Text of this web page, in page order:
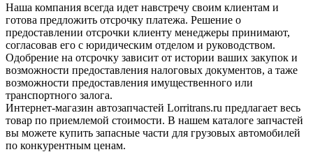
Наша компания всегда идет навстречу своим клиентам и
готова предложить отсрочку платежа. Решение о
предоставлении отсрочки клиенту менеджеры принимают,
согласовав его с юридическим отделом и руководством.
Одобрение на отсрочку зависит от истории ваших закупок и
возможности предоставления налоговых документов, а таже
возможности предоставления имущественного или
транспортного залога.
Интернет-магазин автозапчастей Lorritrans.ru предлагает весь
товар по приемлемой стоимости. В нашем каталоге запчастей
вы можете купить запасные части для грузовых автомобилей
по конкурентным ценам.